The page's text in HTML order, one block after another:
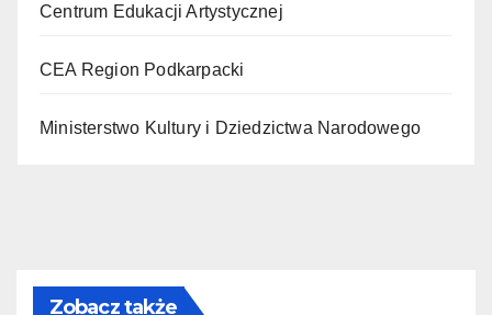
Centrum Edukacji Artystycznej
CEA Region Podkarpacki
Ministerstwo Kultury i Dziedzictwa Narodowego
Zobacz także